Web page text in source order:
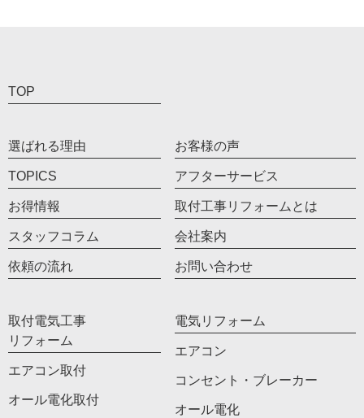
TOP
選ばれる理由
TOPICS
お得情報
スタッフコラム
依頼の流れ
お客様の声
アフターサービス
取付工事リフォームとは
会社案内
お問い合わせ
取付電気工事
リフォーム
エアコン取付
オール電化取付
電気リフォーム
エアコン
コンセント・ブレーカー
オール電化